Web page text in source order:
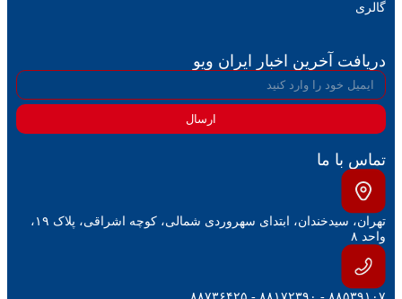
گالری
دریافت آخرین اخبار ایران ویو
ارسال
تماس با ما
تهران، سیدخندان، ابتدای سهروردی شمالی، کوچه اشراقی، پلاک ۱۹،
واحد ۸